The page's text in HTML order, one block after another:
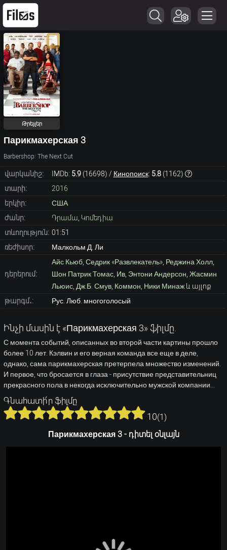
Թրեյլեր
Парикмахерская 3
Barbershop: The Next Cut
վարկանիշ: IMDb: 5.9(16698) / Кинопоиск: 5.8(1162)
տարի:
2016
երկիր:
США
ժանր:
Դրամա Կոմեդիա
տևողություն: 01:51
ռեժիսոր:
Малкольм Д. Ли
դերերում:
Айс Кьюб, Седрик «Развлекатель», Реджина Холл,
Шон Патрик Томас, Ив, Энтони Андерсон Жасмин
Льюис, Дж.Б. Смув, Коммон Ники Минажև այլոք
թարգմ․:
Рус. Люб. многоголосый
Ինչի մասին է «Парикмахерская 3» ֆիլմը.
С момента событий, описанных во второй части картины прошло
более 10 лет. Кэлвин и его верная команда все еще в деле,
однако, сама парикмахерская претерпела множество изменений.
И первое, что бросается в глаза - присутствие представительниц
прекрасного пола в некогда исключительно мужской компании...
Գնահատի՛ր ֆիլմը
10(1)
Парикмахерская 3 - դիտել օնլայն